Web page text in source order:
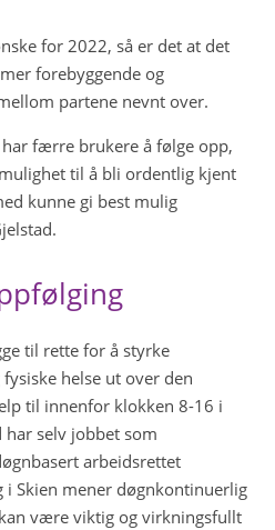
for 2022, så er det at det
forebyggende og
partene nevnt over.
færre brukere å følge opp,
til å bli ordentlig kjent
kunne gi best mulig
til rette for å styrke
helse ut over den
til innenfor klokken 8-16 i
selv jobbet som
arbeidsrettet
i Skien mener døgnkontinuerlig
være viktig og virkningsfullt